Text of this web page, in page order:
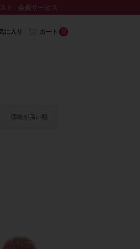
ト 会員サービス
に入り カート 0
価格が高い順